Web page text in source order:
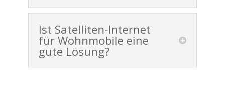
Ist Satelliten-Internet
für Wohnmobile eine
gute Lösung?